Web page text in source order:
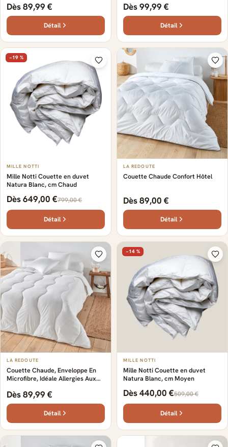
Dès 89,99 €
Détail
Dès 99,99 €
Détail
−19 %
MILLE NOTTI
Mille Notti Couette en duvet
Natura Blanc, cm Chaud
Dès 649,00 €799,00 €
Détail
LA REDOUTE
Couette Chaude Confort Hôtel
Dès 89,00 €
Détail
LA REDOUTE
Couette Chaude, Enveloppe En
Microfibre, Idéale Allergies Aux
Dès 89,99 €
Détail
−14 %
MILLE NOTTI
Mille Notti Couette en duvet
Natura Blanc, cm Moyen
Dès 440,00 €509,00 €
Détail